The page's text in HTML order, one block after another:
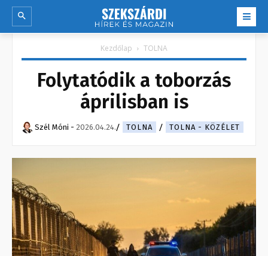
Kezdőlap TOLNA
Folytatódik a toborzás
áprilisban is
Szél Móni - 2026.04.24. TOLNA TOLNA - KÖZÉLET